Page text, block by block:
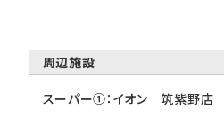
周辺施設
スーパー①：イオン 筑紫野